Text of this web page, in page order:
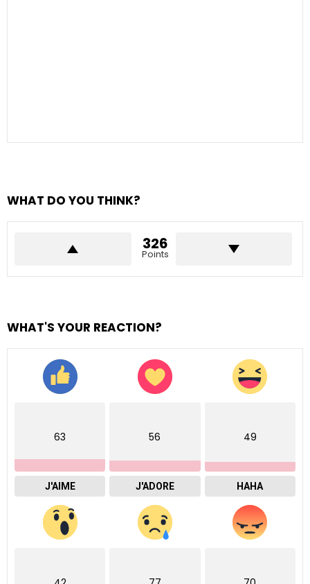
WHAT DO YOU THINK?
326
Points
WHAT'S YOUR REACTION?
63
J'AIME
56
J'ADORE
49
HAHA